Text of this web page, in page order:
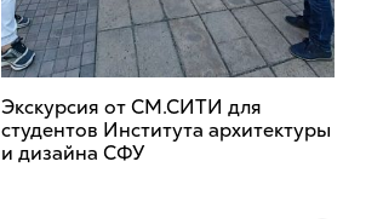
Экскурсия от СМ.СИТИ для
студентов Института архитектуры
и дизайна СФУ